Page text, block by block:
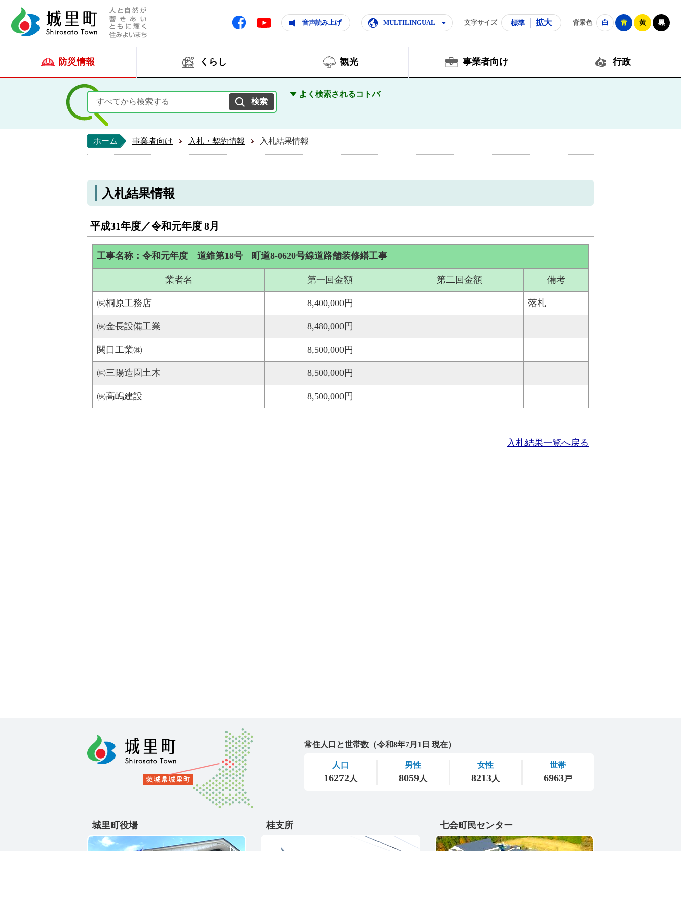
人と自然が響きあいともに輝く住みよいまち
Facebook Youtube 音声読み上げ MULTILINGUAL 文字サイズ 標準 拡大 背景色 白 青 黄 黒
防災情報 くらし 観光 事業者向け 行政
よく検索されるコトバ
ホーム 事業者向け 入札・契約情報 入札結果情報
入札結果情報
平成31年度／令和元年度 8月
工事名称：令和元年度 道維第18号 町道8-0620号線道路舗装修繕工事
業者名 第一回金額 第二回金額 備考
㈱桐原工務店 8,400,000円 落札
㈱金長設備工業 8,480,000円
関口工業㈱ 8,500,000円
㈱三陽造園土木 8,500,000円
㈱高嶋建設 8,500,000円
入札結果一覧へ戻る
城里町役場 桂支所 七会町民センター